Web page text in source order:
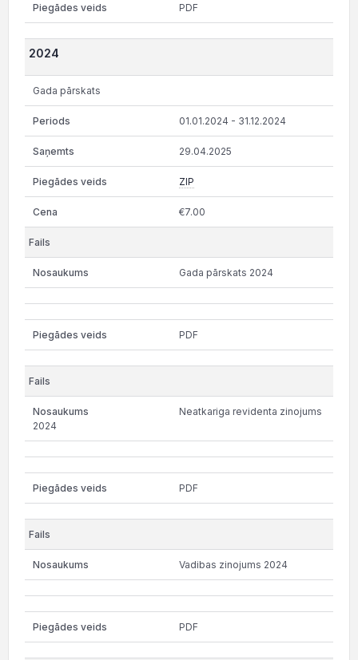
PDF
2024
Gada pārskats
01.01.2024 - 31.12.2024
29.04.2025
ZIP
€7.00
Gada pārskats 2024
PDF
Neatkariga revidenta zinojums
2024
PDF
Vadibas zinojums 2024
PDF